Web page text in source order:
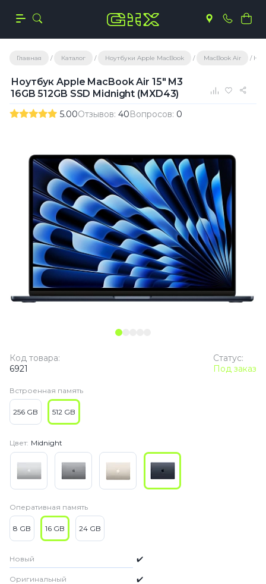
Главная Каталог Ноутбуки Apple MacBook MacBook Air
Ноутбук Apple MacBook Air 15" M3
16GB 512GB SSD Midnight (MXD43)
5.00Отзывов: 40Вопросов: 0
Статус:
Под заказ
Код товара:
6921
Встроенная память
256 GB 512 GB
Цвет: Midnight
Оперативная память
8 GB 16 GB 24 GB
Новый ✔️
Оригинальный ✔️